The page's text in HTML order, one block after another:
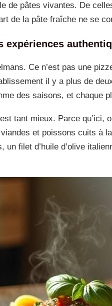
de pâtes vivantes. De
de la pâte fraîche ne se
expériences
Ce n’est pas une
il y a plus de
des saisons, et chaque
tant mieux. Parce
et poissons cuits à
filet d’huile d’olive